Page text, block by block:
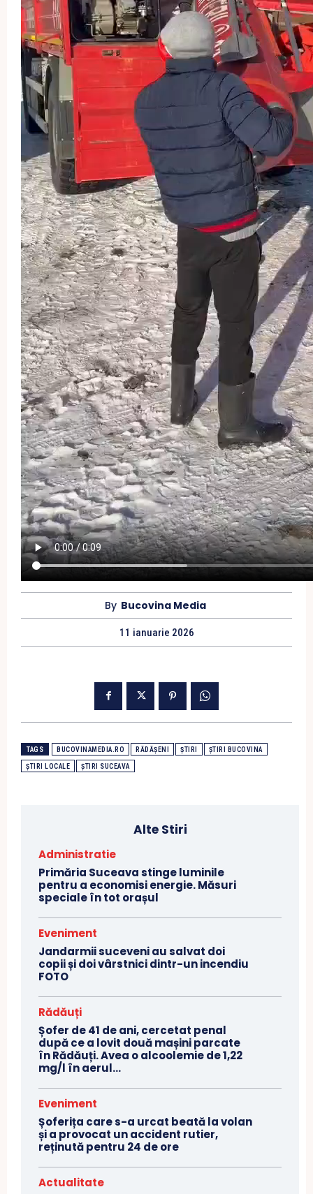
By Bucovina Media
11 ianuarie 2026
TAGS BUCOVINAMEDIA.RO RĂDĂȘENI ȘTIRI ȘTIRI BUCOVINA
ȘTIRI LOCALE ȘTIRI SUCEAVA
Alte Stiri
Administratie
Primăria Suceava stinge luminile
pentru a economisi energie. Măsuri
speciale în tot orașul
Eveniment
Jandarmii suceveni au salvat doi
copii și doi vârstnici dintr-un incendiu
FOTO
Rădăuți
Șofer de 41 de ani, cercetat penal
după ce a lovit două mașini parcate
în Rădăuți. Avea o alcoolemie de 1,22
mg/l în aerul...
Eveniment
Șoferița care s-a urcat beată la volan
și a provocat un accident rutier,
reținută pentru 24 de ore
Actualitate